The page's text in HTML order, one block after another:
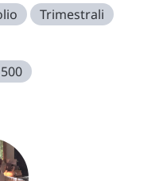
Trimestrali